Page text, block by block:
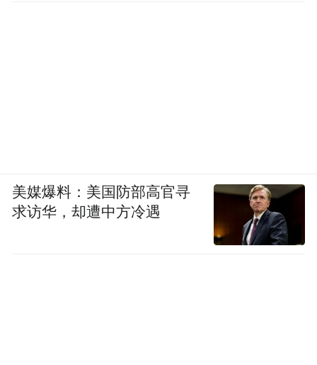
美媒爆料：美国防部高官寻
求访华，却遭中方冷遇